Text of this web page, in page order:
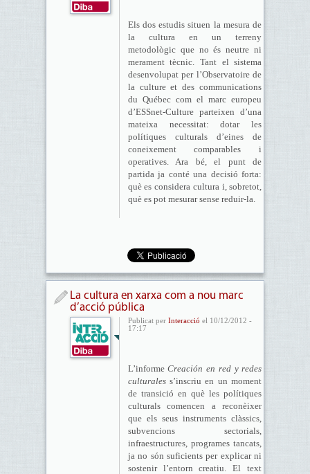
Els dos estudis situen la mesura de
la cultura en un terreny
metodològic que no és neutre ni
merament tècnic. Tant el sistema
desenvolupat per l’Observatoire de
la culture et des communications
du Québec com el marc europeu
d’ESSnet-Culture parteixen d’una
mateixa necessitat: dotar les
polítiques culturals d’eines de
coneixement comparables i
operatives. Ara bé, el punt de
partida ja conté una decisió forta:
què es considera cultura i, sobretot,
què es pot mesurar sense reduir-la.
La cultura en xarxa com a nou marc
d’acció pública
Publicat per Interacció el 10/12/2012 -
17:17
L’informeCreación en red y redes
culturaless’inscriu en un moment
de transició en què les polítiques
culturals comencen a reconèixer
que els seus instruments clàssics,
subvencions sectorials,
infraestructures, programes tancats,
ja no són suficients per explicar ni
sostenir l’entorn creatiu. El text